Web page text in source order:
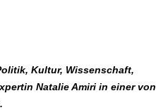
Kultur, Wissenschaft,
Natalie Amiri in einer von